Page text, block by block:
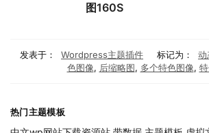
图160S
发表于： Wordpress主题插件 标记为： 动
色图像, 后缩略图, 多个特色图像,
热门主题模板